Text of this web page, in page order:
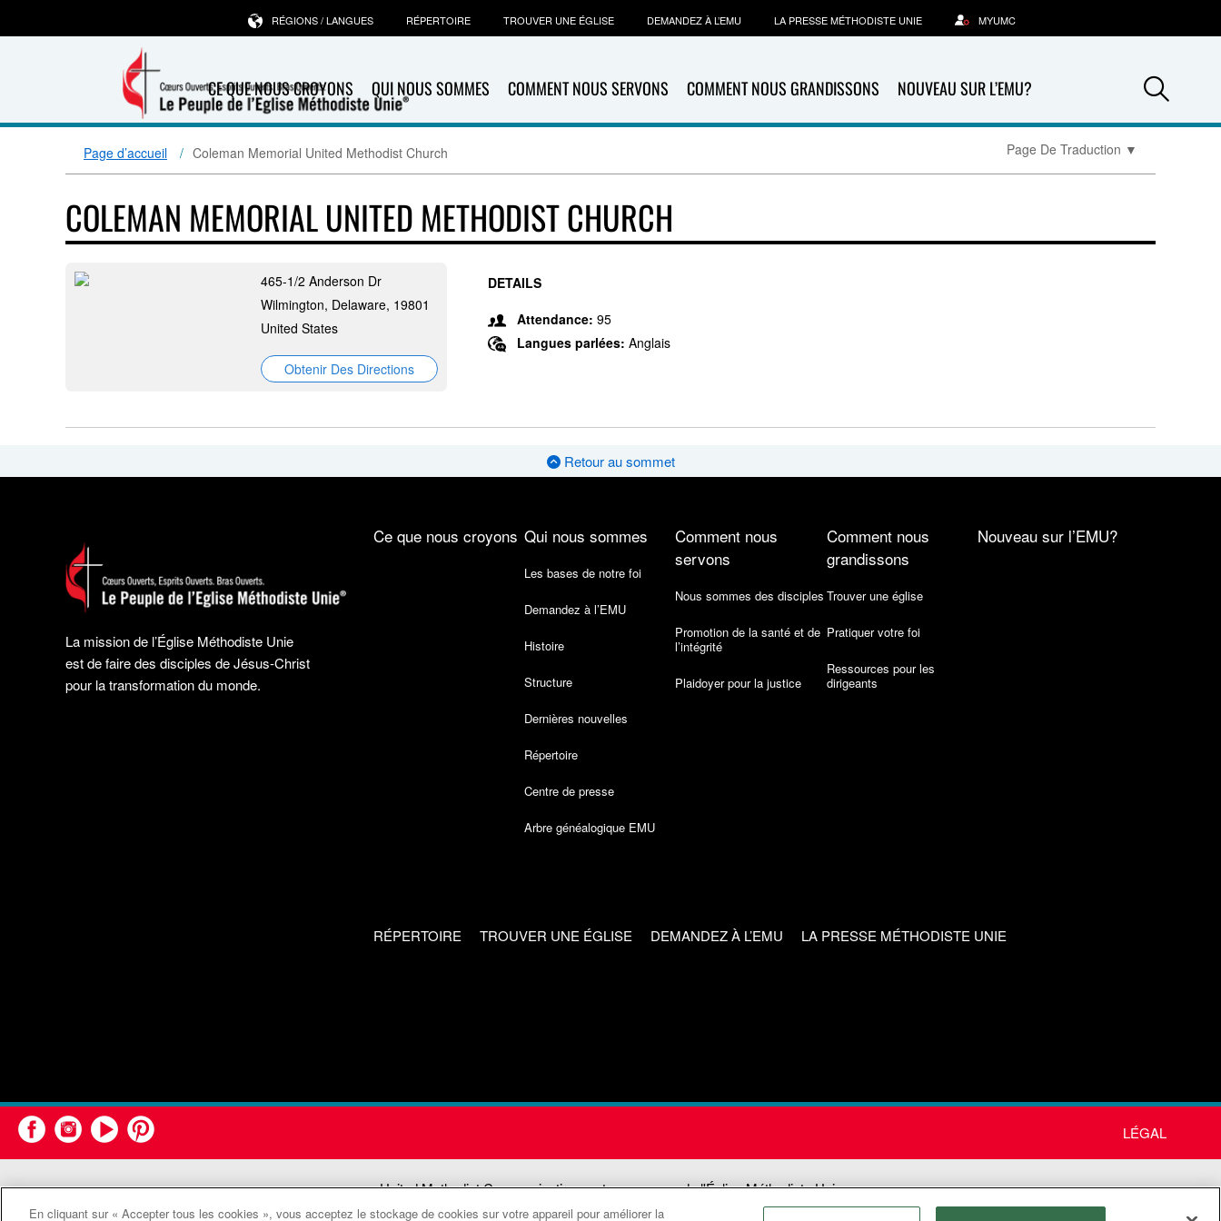
CE QUE NOUS CROYONS QUI NOUS SOMMES COMMENT NOUS SERVONS COMMENT NOUS GRANDISSONS NOUVEAU SUR L’EMU?
RÉGIONS / LANGUES RÉPERTOIRE TROUVER UNE ÉGLISE DEMANDEZ À L’EMU LA PRESSE MÉTHODISTE UNIE MYUMC
Page d’accueil Coleman Memorial United Methodist Church Page De Traduction ▼
COLEMAN MEMORIAL UNITED METHODIST CHURCH
465-1/2 Anderson Dr
Wilmington, Delaware, 19801
United States
Obtenir Des Directions
DETAILS
Attendance: 95
Langues parlées: Anglais
Retour au sommet
La mission de l’Église Méthodiste Unie
est de faire des disciples de Jésus-Christ
pour la transformation du monde.
Ce que nous croyons Qui nous sommes
Les bases de notre foi
Demandez à l’EMU
Histoire
Structure
Dernières nouvelles
Répertoire
Centre de presse
Arbre généalogique EMU
Comment nous
servons
Nous sommes des disciples
Promotion de la santé et de
l’intégrité
Plaidoyer pour la justice
Comment nous
grandissons
Trouver une église
Pratiquer votre foi
Ressources pour les
dirigeants
Nouveau sur l’EMU?
RÉPERTOIRE TROUVER UNE ÉGLISE DEMANDEZ À L’EMU LA PRESSE MÉTHODISTE UNIE
LÉGAL
United Methodist Communications est une agence de l'Église Méthodiste Unie
©2026Communications Méthodistes Unies. Tous droits réservés
En cliquant sur « Accepter tous les cookies », vous acceptez le stockage de cookies sur votre appareil pour améliorer la